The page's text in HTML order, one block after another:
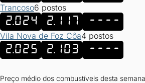
Trancoso6 postos
2.024 2.117 ----
Vila Nova de Foz Côa4 postos
2.025 2.103 ----
Preço médio dos combustíveis desta